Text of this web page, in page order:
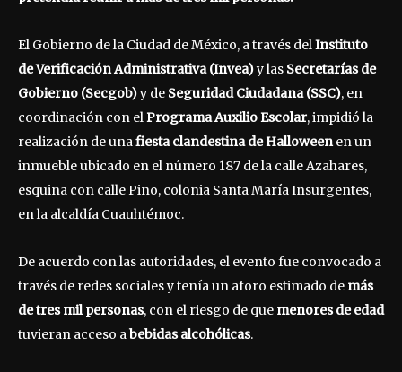
El Gobierno de la Ciudad de México, a través delInstituto
de Verificación Administrativa (Invea)y las Secretarías de
Gobierno (Secgob)y de Seguridad Ciudadana (SSC), en
coordinación con elPrograma Auxilio Escolar, impidió la
realización de unafiesta clandestina de Halloweenen un
inmueble ubicado en el número 187 de la calle Azahares,
esquina con calle Pino, colonia Santa María Insurgentes,
en la alcaldía Cuauhtémoc.
De acuerdo con las autoridades, el evento fue convocado a
través de redes sociales y tenía un aforo estimado de más
de tres mil personas, con el riesgo de que menores de edad
tuvieran acceso abebidas alcohólicas.